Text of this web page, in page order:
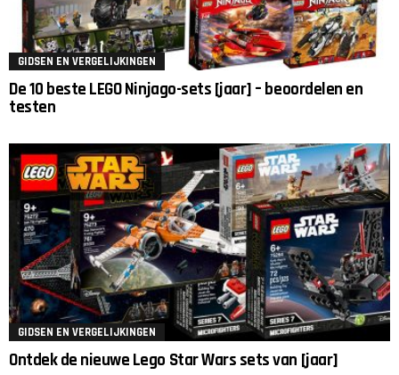
GIDSEN EN VERGELIJKINGEN
De 10 beste LEGO Ninjago-sets [jaar] – beoordelen en
testen
GIDSEN EN VERGELIJKINGEN
Ontdek de nieuwe Lego Star Wars sets van [jaar]